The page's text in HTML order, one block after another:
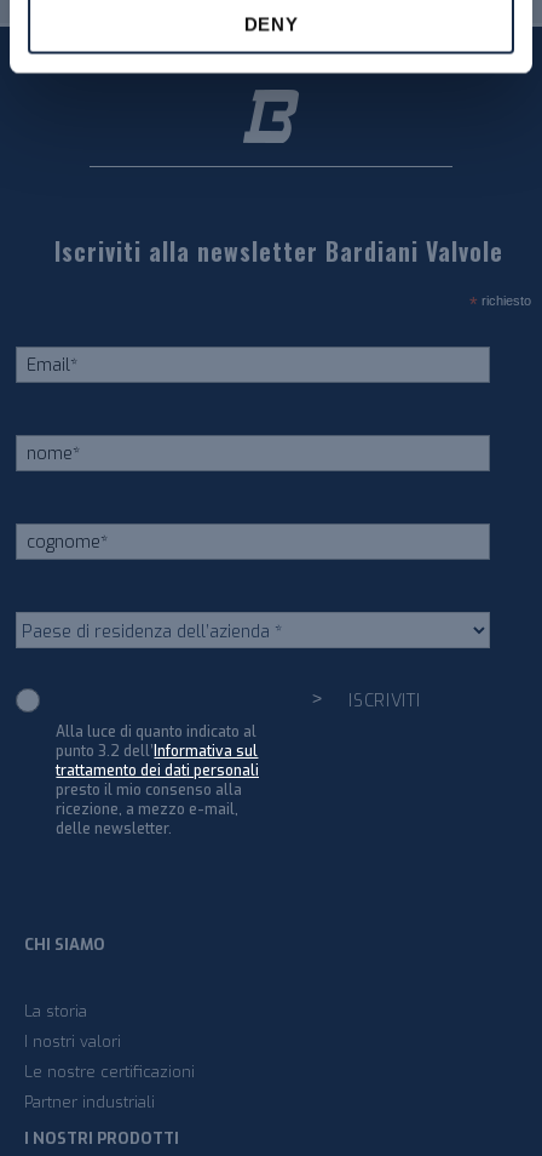
DENY
Iscriviti alla newsletter Bardiani Valvole
* richiesto
Alla luce di quanto indicato al
punto 3.2 dell’ Informativa sul
trattamento dei dati personali
presto il mio consenso alla
ricezione, a mezzo e-mail,
delle newsletter.
CHI SIAMO
La storia
I nostri valori
Le nostre certificazioni
Partner industriali
I NOSTRI PRODOTTI